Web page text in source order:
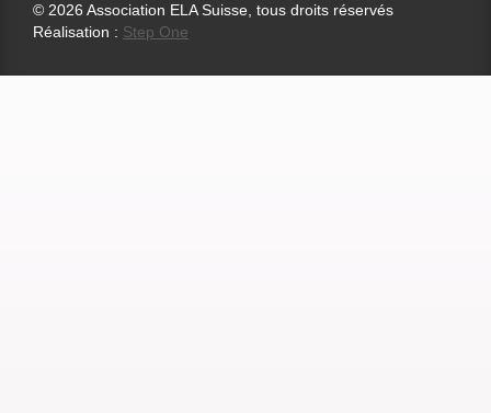
© 2026 Association ELA Suisse, tous droits réservés
Réalisation : Step One